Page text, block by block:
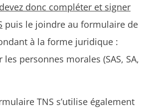
donc compléter et signer
puis le joindre au formulaire de
à la forme juridique :
personnes morales (SAS, SA,
TNS s’utilise également